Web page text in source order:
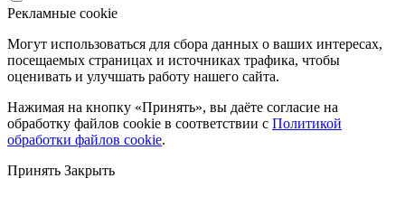
Рекламные cookie
Могут использоваться для сбора данных о ваших интересах,
посещаемых страницах и источниках трафика, чтобы
оценивать и улучшать работу нашего сайта.
Нажимая на кнопку «Принять», вы даёте согласие на
обработку файлов cookie в соответствии с Политикой
обработки файлов cookie.
Принять Закрыть